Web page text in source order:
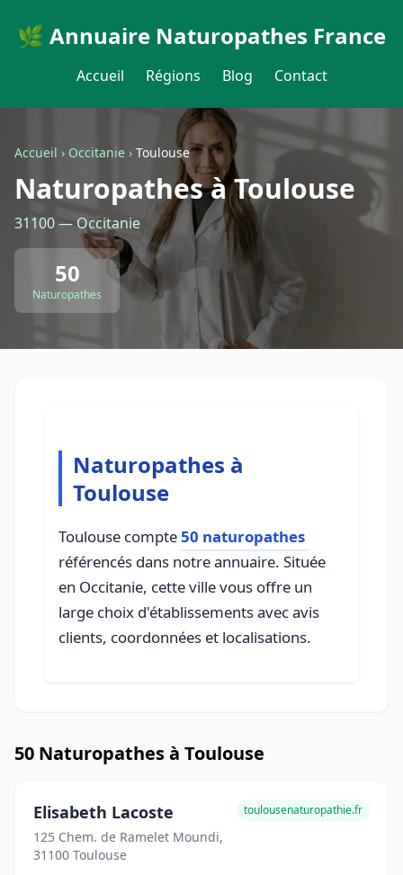
🌿 Annuaire Naturopathes France
Accueil Régions Blog Contact
Accueil › Occitanie › Toulouse
Naturopathes à Toulouse
31100 — Occitanie
50
Naturopathes
Naturopathes à
Toulouse
Toulouse compte50 naturopathes
référencés dans notre annuaire. Située
en Occitanie, cette ville vous offre un
large choix d'établissements avec avis
clients, coordonnées et localisations.
50 Naturopathes à Toulouse
Elisabeth Lacoste
125 Chem. de Ramelet Moundi,
31100 Toulouse
toulousenaturopathie.fr